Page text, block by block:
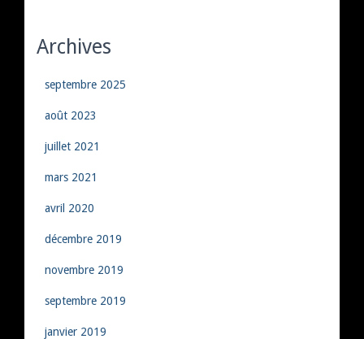
Archives
septembre 2025
août 2023
juillet 2021
mars 2021
avril 2020
décembre 2019
novembre 2019
septembre 2019
janvier 2019